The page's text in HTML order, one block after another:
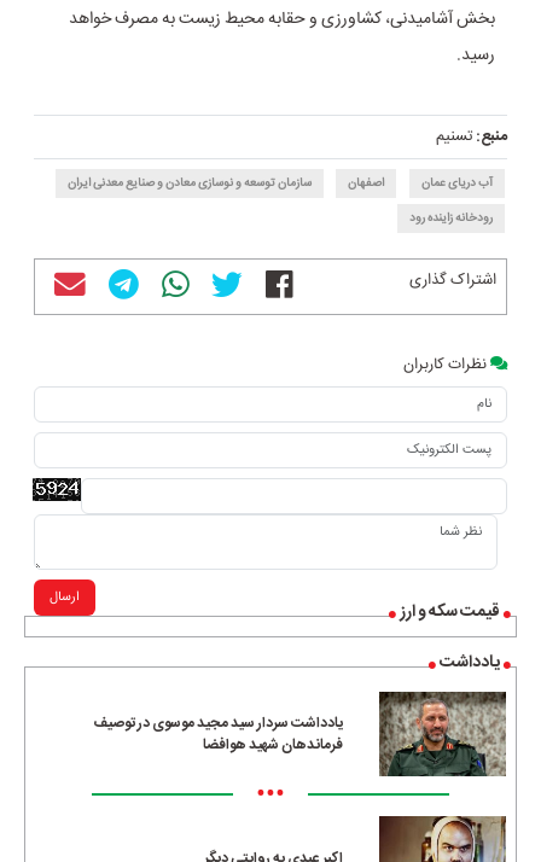
قیمت سکه و ارز
یادداشت
یادداشت سردار سید مجید موسوی در توصیف
فرماندهان شهید هوافضا
•••
بخش آشامیدنی، کشاورزی و حقابه محیط زیست به مصرف خواهد
رسید.
منبع:تسنیم
آب دریای عمان اصفهان
سازمان توسعه و نوسازی معادن و صنایع معدنی ایران
رودخانه زاینده رود
اشتراک گذاری
نظرات کاربران
ارسال